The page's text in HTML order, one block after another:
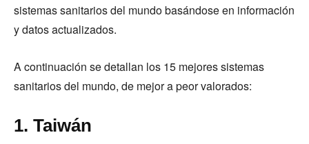
sistemas sanitarios del mundo basándose en información
y datos actualizados.
A continuación se detallan los 15 mejores sistemas
sanitarios del mundo, de mejor a peor valorados:
1. Taiwán